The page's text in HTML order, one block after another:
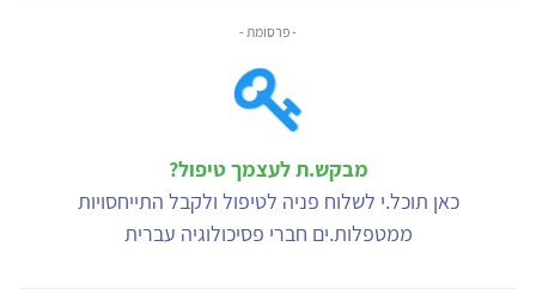
- פרסומת -
מבקש.ת לעצמך טיפול?
כאן תוכל.י לשלוח פניה לטיפול ולקבל התייחסויות
ממטפלות.ים חברי פסיכולוגיה עברית